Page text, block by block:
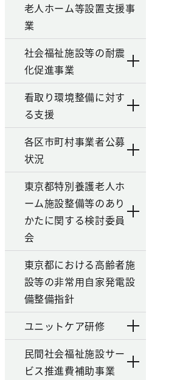
老人ホーム等設置支援事
業
社会福祉施設等の耐震
化促進事業
看取り環境整備に対す
る支援
各区市町村事業者公募
状況
東京都特別養護老人ホ
ーム施設整備等のあり
かたに関する検討委員
会
東京都における高齢者施
設等の非常用自家発電設
備整備指針
ユニットケア研修
民間社会福祉施設サー
ビス推進費補助事業